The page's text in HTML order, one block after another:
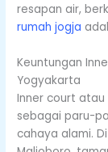
resapan air,
rumah jogja
Keuntungan
Yogyakarta
Inner court
sebagai paru-
cahaya alami.